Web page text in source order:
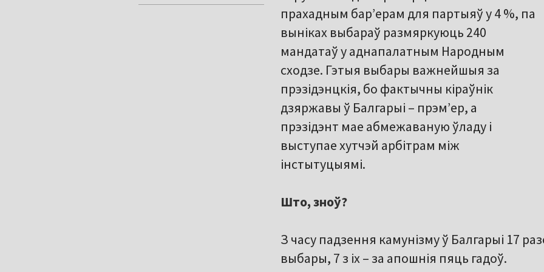
прахадным бар’ерам для партыяў у 4 %, па
выніках выбараў размяркуюць 240
мандатаў у аднапалатным Народным
сходзе. Гэтыя выбары важнейшыя за
прэзідэнцкія, бо фактычны кіраўнік
дзяржавы ў Балгарыі – прэм’ер, а
прэзідэнт мае абмежаваную ўладу і
выступае хутчэй арбітрам між
інстытуцыямі.
Што, зноў?
З часу падзення камунізму ў Балгарыі 17
выбары, 7 з іх – за апошнія пяць гадоў.